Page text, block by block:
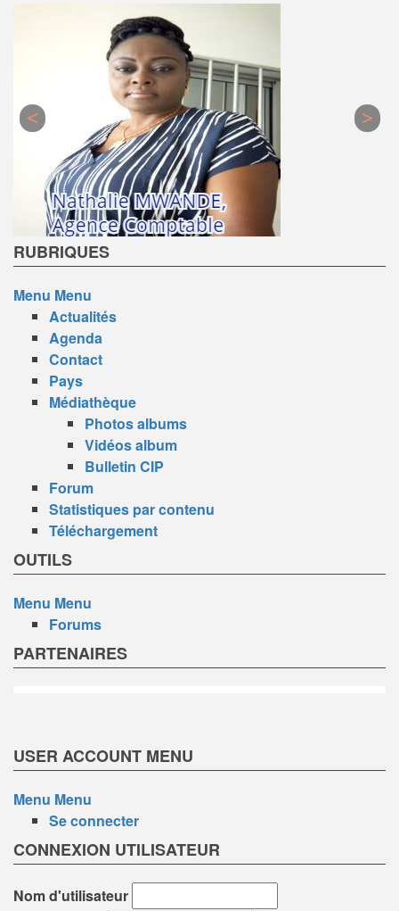
RUBRIQUES
Menu Menu
Actualités
Agenda
Contact
Pays
Médiathèque
Photos albums
Vidéos album
Bulletin CIP
Forum
Statistiques par contenu
Téléchargement
OUTILS
Menu Menu
Forums
PARTENAIRES
USER ACCOUNT MENU
Menu Menu
Se connecter
CONNEXION UTILISATEUR
Nom d'utilisateur